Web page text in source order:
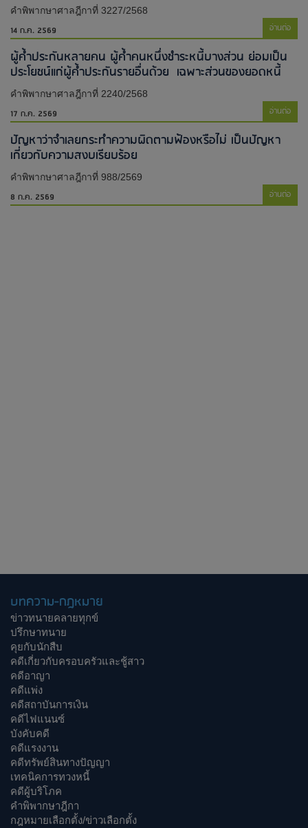
คำพิพากษาศาลฎีกาที่ 3227/2568
14 ก.ค. 2569 อ่านต่อ
ผู้ค้ำประกันหลายคน ผู้ค้ำคนหนึ่งชำระหนี้บางส่วน ย่อมเป็น
ประโยชน์แก่ผู้ค้ำประกันรายอื่นด้วย เฉพาะส่วนของยอดหนี้
คำพิพากษาศาลฎีกาที่ 2240/2568
17 ก.ค. 2569 อ่านต่อ
ปัญหาว่าจำเลยกระทำความผิดตามฟ้องหรือไม่ เป็นปัญหา
เกี่ยวกับความสงบเรียบร้อย
คำพิพากษาศาลฎีกาที่ 988/2569
8 ก.ค. 2569 อ่านต่อ
บทความ-กฎหมาย
ข่าวทนายคลายทุกข์
ปรึกษาทนาย
คุยกับนักสืบ
คดีเกี่ยวกับครอบครัวและชู้สาว
คดีอาญา
คดีแพ่ง
คดีสถาบันการเงิน
คดีไฟแนนซ์
บังคับคดี
คดีแรงงาน
คดีทรัพย์สินทางปัญญา
เทคนิคการทวงหนี้
คดีผู้บริโภค
คำพิพากษาฎีกา
กฎหมายเลือกตั้ง/ข่าวเลือกตั้ง